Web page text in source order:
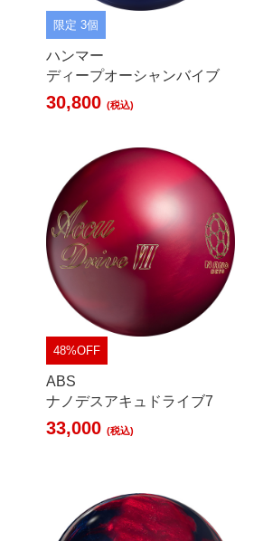
限定 3個
ハンマー
ディープオーシャンバイブ
30,800 (税込)
48%OFF
ABS
ナノデスアキュドライブ7
33,000 (税込)